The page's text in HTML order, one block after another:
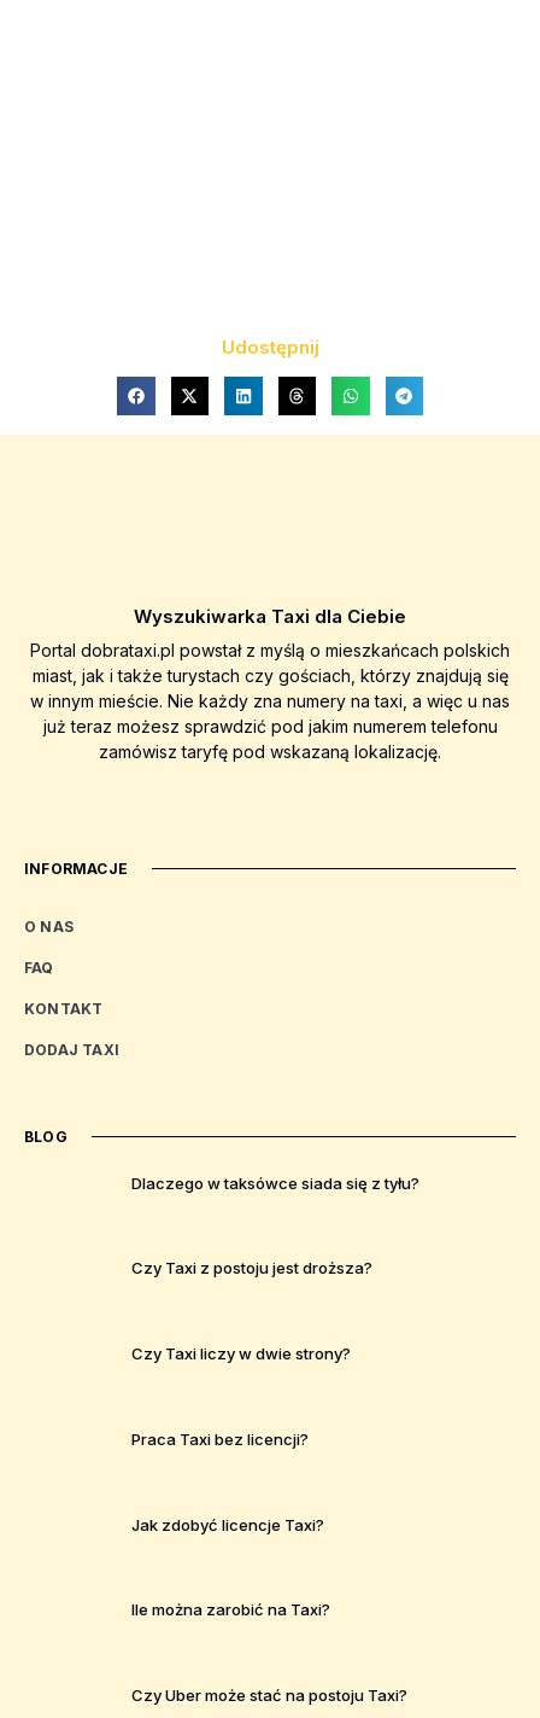
Udostępnij
Wyszukiwarka Taxi dla Ciebie
Portal dobrataxi.pl powstał z myślą o mieszkańcach polskich
miast, jak i także turystach czy gościach, którzy znajdują się
w innym mieście. Nie każdy zna numery na taxi, a więc u nas
już teraz możesz sprawdzić pod jakim numerem telefonu
zamówisz taryfę pod wskazaną lokalizację.
INFORMACJE
O NAS
FAQ
KONTAKT
DODAJ TAXI
BLOG
Dlaczego w taksówce siada się z tyłu?
Czy Taxi z postoju jest droższa?
Czy Taxi liczy w dwie strony?
Praca Taxi bez licencji?
Jak zdobyć licencje Taxi?
Ile można zarobić na Taxi?
Czy Uber może stać na postoju Taxi?